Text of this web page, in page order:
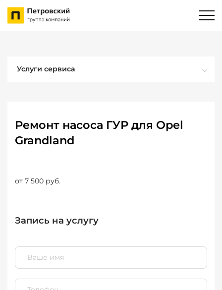
Услуги сервиса
Ремонт насоса ГУР для Opel
Grandland
от 7 500 руб.
Запись на услугу